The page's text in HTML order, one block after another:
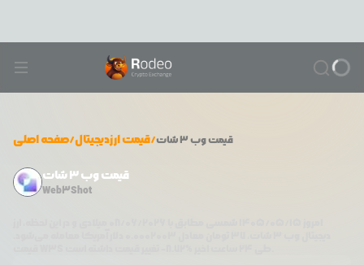
صفحه اصلی/قیمت ارزدیجیتال/ قیمتوب ۳ شات
قیمت وب ۳ شات
Web3Shot